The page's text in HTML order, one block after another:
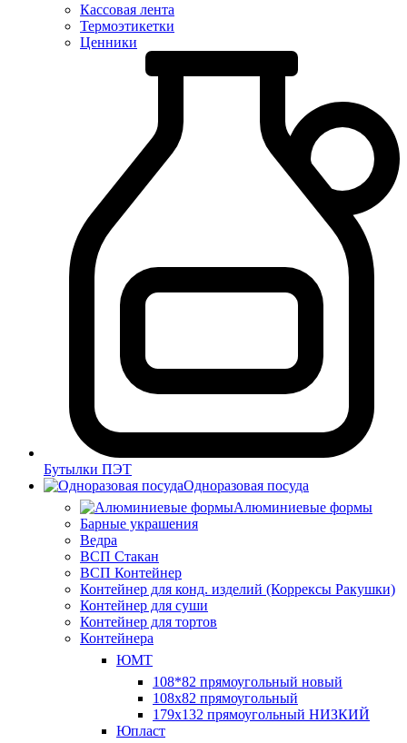
Кассовая лента
Термоэтикетки
Ценники
Бутылки ПЭТ
Одноразовая посуда
Алюминиевые формы
Барные украшения
Ведра
ВСП Стакан
ВСП Контейнер
Контейнер для конд. изделий (Коррексы Ракушки)
Контейнер для суши
Контейнер для тортов
Контейнера
ЮМТ
108*82 прямоугольный новый
108х82 прямоугольный
179х132 прямоугольный НИЗКИЙ
Юпласт